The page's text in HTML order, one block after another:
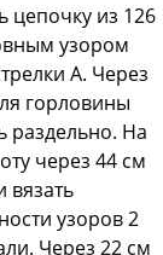
цепочку из 126
узором
А. Через
горловины
раздельно. На
через 44 см
вязать
узоров 2
Через 22 см